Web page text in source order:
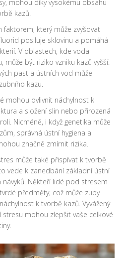
mohou díky vysokému obsahu
kazů.
který může zvyšovat
posiluje sklovinu a pomáhá
V oblastech, kde voda
být riziko vzniku kazů vyšší.
past a ústních vod může
kazu.
mohou ovlivnit náchylnost k
a složení slin nebo přirozená
Nicméně, i když genetika může
správná ústní hygiena a
značně zmírnit rizika.
může také přispívat k tvorbě
vede k zanedbání základní ústní
návyků. Někteří lidé pod stresem
předměty, což může zuby
k tvorbě kazů. Vyvážený
stresu mohou zlepšit vaše celkové